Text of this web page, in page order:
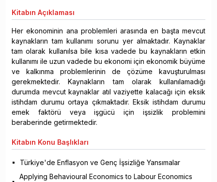
Kitabın Açıklaması
Her ekonominin ana problemleri arasında en başta mevcut
kaynakların tam kullanımı sorunu yer almaktadır. Kaynaklar
tam olarak kullanılsa bile kısa vadede bu kaynakların etkin
kullanımı ile uzun vadede bu ekonomi için ekonomik büyüme
ve kalkınma problemlerinin de çözüme kavuşturulması
gerekmektedir. Kaynakların tam olarak kullanılamadığı
durumda mevcut kaynaklar atıl vaziyette kalacağı için eksik
istihdam durumu ortaya çıkmaktadır. Eksik istihdam durumu
emek faktörü veya işgücü için işsizlik problemini
beraberinde getirmektedir.
Kitabın Konu Başlıkları
Türkiye'de Enflasyon ve Genç İşsizliğe Yansımalar
Applying Behavioural Economics to Labour Economics